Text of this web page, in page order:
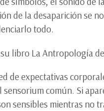
de la desaparición se
todo.
libro La Antropología
de expectativas
sensorium común. Si
sensibles mientras no